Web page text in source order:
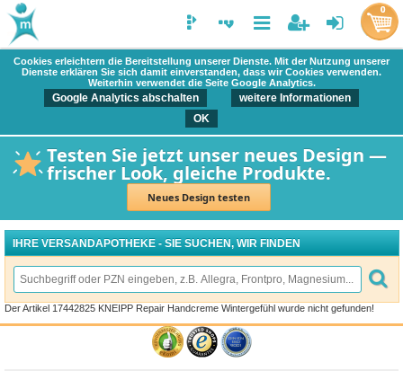
Cookies erleichtern die Bereitstellung unserer Dienste. Mit der Nutzung unserer
Dienste erklären Sie sich damit einverstanden, dass wir Cookies verwenden.
Weiterhin verwendet die Seite Google Analytics.
Google Analytics abschalten
weitere Informationen
OK
Testen Sie jetzt unser neues Design —
frischer Look, gleiche Produkte.
Neues Design testen
0
IHRE VERSANDAPOTHEKE - SIE SUCHEN, WIR FINDEN
Der Artikel 17442825 KNEIPP Repair Handcreme Wintergefühl wurde nicht gefunden!